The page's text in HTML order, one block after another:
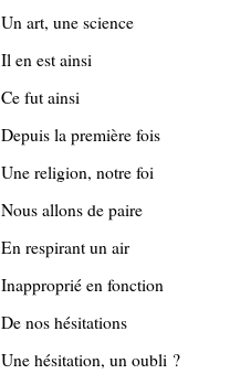
Un art, une science
Il en est ainsi
Ce fut ainsi
Depuis la première fois
Une religion, notre foi
Nous allons de paire
En respirant un air
Inapproprié en fonction
De nos hésitations
Une hésitation, un oubli ?